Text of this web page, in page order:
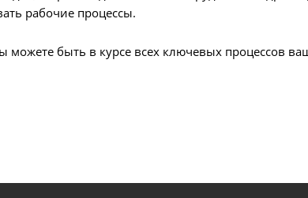
рабочие процессы.
быть в курсе всех ключевых процессов